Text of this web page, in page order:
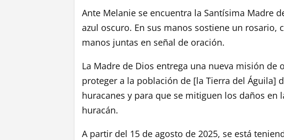
Ante Melanie se encuentra la Santísima Madre
azul oscuro. En sus manos sostiene un rosario,
manos juntas en señal de oración.
La Madre de Dios entrega una nueva misión de
proteger a la población de [la Tierra del Águila]
huracanes y para que se mitiguen los daños en
huracán.
A partir del 15 de agosto de 2025, se está